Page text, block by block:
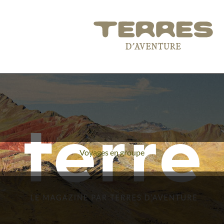
Voyages en groupe